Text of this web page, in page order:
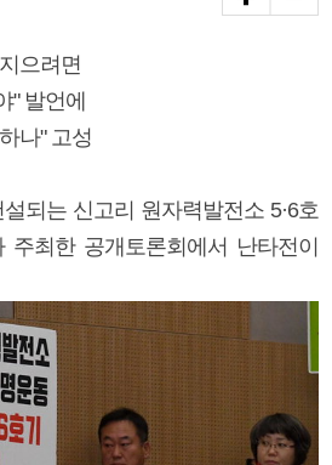
으려면
" 발언에
나" 고성
되는 신고리 원자력발전소 5·6호
주최한 공개토론회에서 난타전이